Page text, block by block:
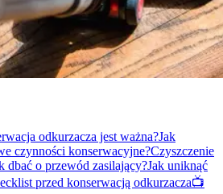
odkurzacza jest ważna?Jak
czynności konserwacyjne?Czyszczenie
dbać o przewód zasilający?Jak uniknąć
przed konserwacją odkurzacza📺